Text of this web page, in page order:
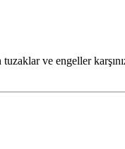
ve engeller